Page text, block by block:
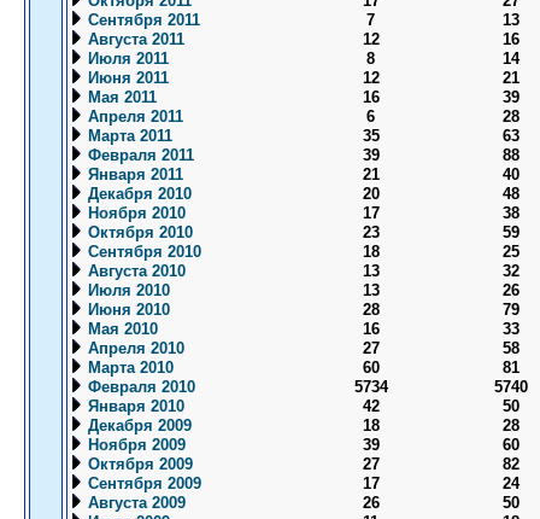
Сентября 2011
7
13
Августа 2011
12
16
Июля 2011
8
14
Июня 2011
12
21
Мая 2011
16
39
Апреля 2011
6
28
Марта 2011
35
63
Февраля 2011
39
88
Января 2011
21
40
Декабря 2010
20
48
Ноября 2010
17
38
Октября 2010
23
59
Сентября 2010
18
25
Августа 2010
13
32
Июля 2010
13
26
Июня 2010
28
79
Мая 2010
16
33
Апреля 2010
27
58
Марта 2010
60
81
Февраля 2010
5734
5740
Января 2010
42
50
Декабря 2009
18
28
Ноября 2009
39
60
Октября 2009
27
82
Сентября 2009
17
24
Августа 2009
26
50